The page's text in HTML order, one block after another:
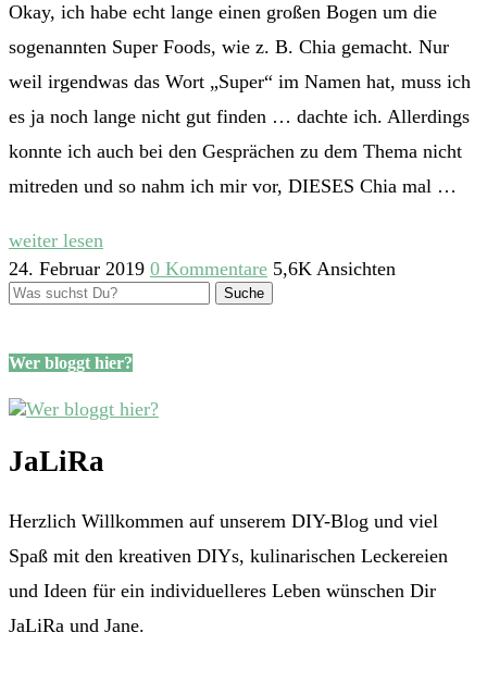
Okay, ich habe echt lange einen großen Bogen um die
sogenannten Super Foods, wie z. B. Chia gemacht. Nur
weil irgendwas das Wort „Super“ im Namen hat, muss ich
es ja noch lange nicht gut finden … dachte ich. Allerdings
konnte ich auch bei den Gesprächen zu dem Thema nicht
mitreden und so nahm ich mir vor, DIESES Chia mal …
weiter lesen
24. Februar 2019 0 Kommentare 5,6K Ansichten
Wer bloggt hier?
JaLiRa
Herzlich Willkommen auf unserem DIY-Blog und viel
Spaß mit den kreativen DIYs, kulinarischen Leckereien
und Ideen für ein individuelleres Leben wünschen Dir
JaLiRa und Jane.